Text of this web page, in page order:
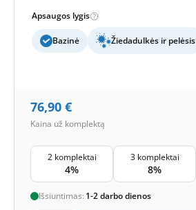
Apsaugos lygis
Bazinė Žiedadulkės ir pelėsis
76,90 €
Kaina už komplektą
2 komplektai
4%
3 komplektai
8%
Išsiuntimas: 1-2 darbo dienos